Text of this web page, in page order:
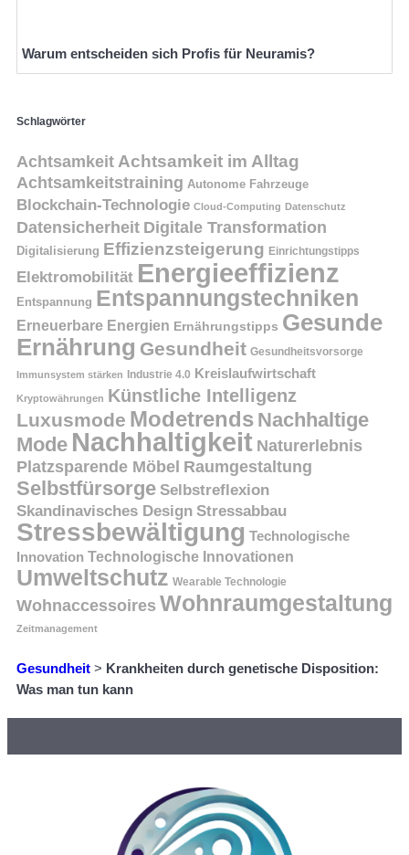
Warum entscheiden sich Profis für Neuramis?
Schlagwörter
AchtsamkeitAchtsamkeit im Alltag
Achtsamkeitstraining Autonome Fahrzeuge
Blockchain-Technologie Cloud-Computing Datenschutz
Datensicherheit Digitale Transformation
Digitalisierung Effizienzsteigerung Einrichtungstipps
Elektromobilität Energieeffizienz
Entspannung Entspannungstechniken
Erneuerbare Energien Ernährungstipps Gesunde
Ernährung Gesundheit Gesundheitsvorsorge
Immunsystem stärken Industrie 4.0 Kreislaufwirtschaft
Kryptowährungen Künstliche Intelligenz
Luxusmode Modetrends Nachhaltige
Mode Nachhaltigkeit Naturerlebnis
Platzsparende Möbel Raumgestaltung
Selbstfürsorge Selbstreflexion
Skandinavisches Design Stressabbau
Stressbewältigung Technologische
Innovation Technologische Innovationen
Umweltschutz Wearable Technologie
Wohnaccessoires Wohnraumgestaltung
Zeitmanagement
Gesundheit > Krankheiten durch genetische Disposition:
Was man tun kann